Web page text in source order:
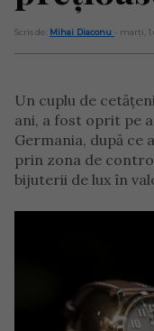
Scris de: Mihai Diaconu - marți,
Un cuplu de
ani, a fost oprit pe
Germania, după ce
prin zona de
bijuterii de lux în